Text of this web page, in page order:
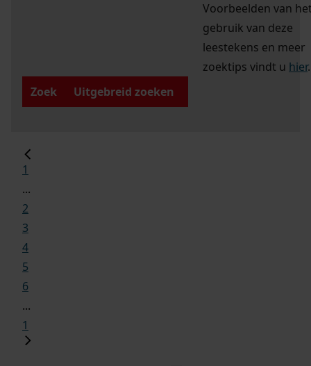
Voorbeelden van
gebruik van deze
leestekens en meer
zoektips vindt u hier.
Zoek
Uitgebreid zoeken
1
...
2
3
4
5
6
...
1